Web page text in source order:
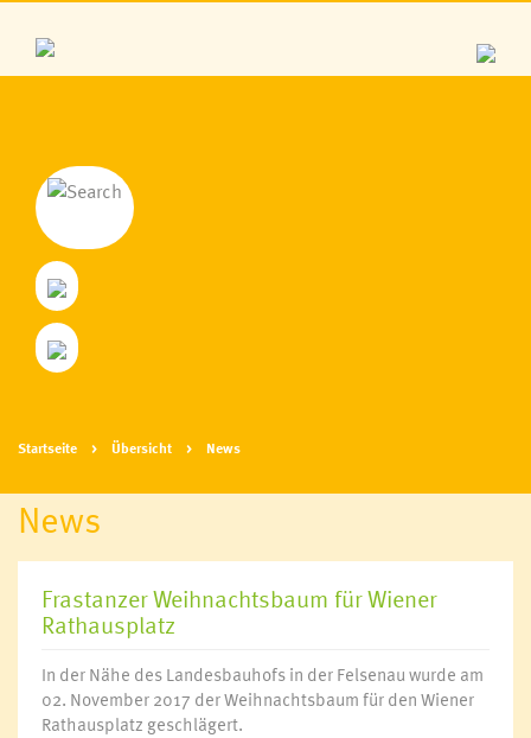
Startseite Übersicht News
News
Frastanzer Weihnachtsbaum für Wiener
Rathausplatz
In der Nähe des Landesbauhofs in der Felsenau wurde am
02. November 2017 der Weihnachtsbaum für den Wiener
Rathausplatz geschlägert.